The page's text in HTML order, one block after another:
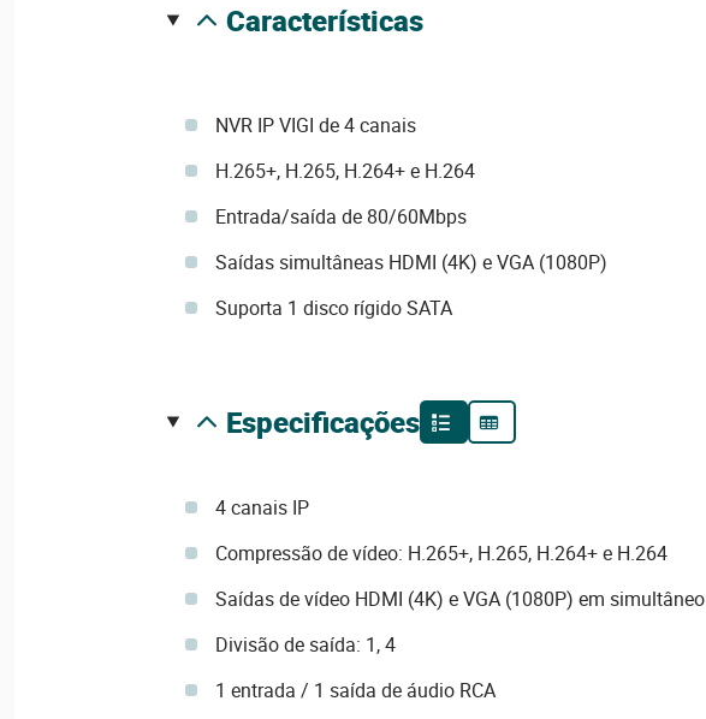
características
NVR IP VIGI de 4 canais
H.265+, H.265, H.264+ e H.264
Entrada/saída de 80/60Mbps
Saídas simultâneas HDMI (4K) e VGA (1080P)
Suporta 1 disco rígido SATA
especificações
4 canais IP
Compressão de vídeo: H.265+, H.265, H.264+ e H.264
Saídas de vídeo HDMI (4K) e VGA (1080P) em simultâneo
Divisão de saída: 1, 4
1 entrada / 1 saída de áudio RCA